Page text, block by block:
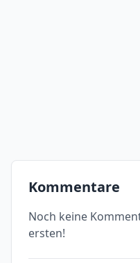
Kommentare
Noch keine
ersten!